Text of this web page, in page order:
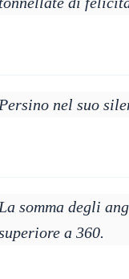
nel suo
somma degli
a 360.